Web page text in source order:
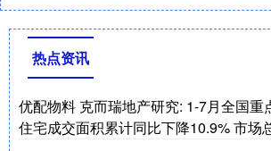
热点资讯
优配物料 克而瑞地产研究: 1-7月全国重
住宅成交面积累计同比下降10.9% 市场